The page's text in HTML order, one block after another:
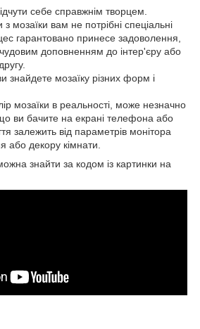
себе справжнім творцем.
мозаїки вам не потрібні спеціальні
гарантовано принесе задоволення,
доповненням до інтер'єру або
знайдете мозаїку різних форм і
мозаїки в реальності, може незначно
що ви бачите на екрані телефона або
залежить від параметрів монітора
або декору кімнати.
знайти за кодом із картинки на